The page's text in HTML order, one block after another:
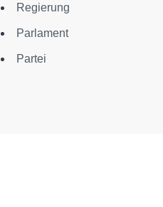
Regierung
Parlament
Partei